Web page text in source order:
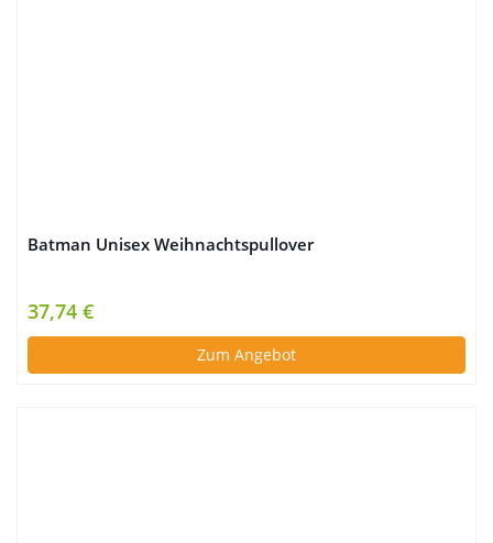
Batman Unisex Weihnachtspullover
37,74 €
Zum Angebot